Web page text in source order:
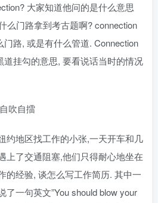
大家知道他问的是什么意思
么门路拿到考古题啊? connection
路, 或是有什么管道. Connection
挂勾的意思, 要看说话当时的情况
吹自擂
约地区找工作的小张,一天开车和几
上了交通阻塞,他们只得耐心地坐在
的经验, 谈怎么写工作简历. 其中一
了一句英文”You should blow your